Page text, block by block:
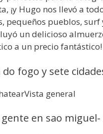
¡y Hugo nos llevó a
pequeños pueblos, surf
un delicioso
a un precio fantástico!
fogo y sete
general
en sao miguel-